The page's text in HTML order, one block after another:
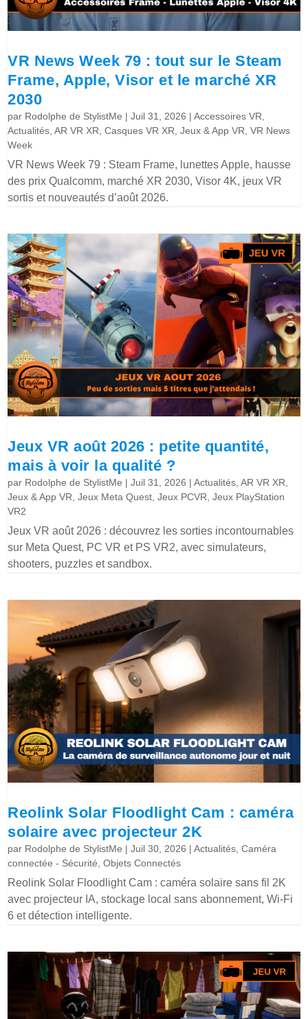
VR News Week 79 : tout sur le Steam
Frame, Apple, Visor et le marché XR
2030
par Rodolphe de StylistMe |Juil 31, 2026 |Accessoires VR
Actualités ,AR VR XR ,Casques VR XR ,Jeux & App VR ,VR News
Week
VR News Week 79 : Steam Frame, lunettes Apple, hausse
des prix Qualcomm, marché XR 2030, Visor 4K, jeux VR
sortis et nouveautés d’août 2026.
Jeux VR août 2026 : petite quantité,
mais à voir la qualité ?
par Rodolphe de StylistMe |Juil 31, 2026 |Actualités ,AR VR XR
Jeux & App VR ,Jeux Meta Quest ,Jeux PCVR ,Jeux PlayStation
VR2
Jeux VR août 2026 : découvrez les sorties incontournables
sur Meta Quest, PC VR et PS VR2, avec simulateurs,
shooters, puzzles et sandbox.
Reolink Solar Floodlight Cam : caméra
solaire avec projecteur 2K
par Rodolphe de StylistMe |Juil 30, 2026 |Actualités ,Caméra
connectée - Sécurité ,Objets Connectés
Reolink Solar Floodlight Cam : caméra solaire sans fil 2K
avec projecteur IA, stockage local sans abonnement, Wi-Fi
6 et détection intelligente.